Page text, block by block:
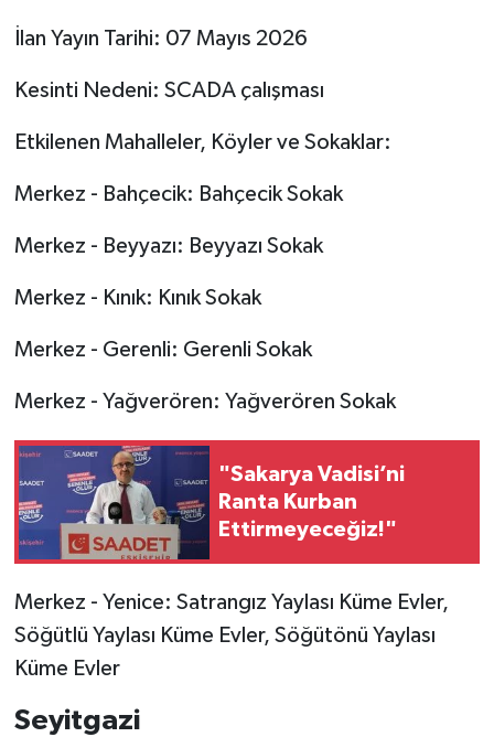
İlan Yayın Tarihi: 07 Mayıs 2026
Kesinti Nedeni: SCADA çalışması
Etkilenen Mahalleler, Köyler ve Sokaklar:
Merkez - Bahçecik: Bahçecik Sokak
Merkez - Beyyazı: Beyyazı Sokak
Merkez - Kınık: Kınık Sokak
Merkez - Gerenli: Gerenli Sokak
Merkez - Yağverören: Yağverören Sokak
"Sakarya Vadisi’ni
Ranta Kurban
Ettirmeyeceğiz!"
Merkez - Yenice: Satrangız Yaylası Küme Evler,
Söğütlü Yaylası Küme Evler, Söğütönü Yaylası
Küme Evler
Seyitgazi